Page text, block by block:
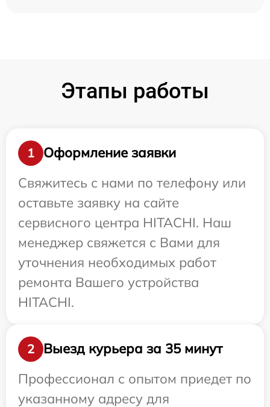
Этапы работы
1
Оформление заявки
Свяжитесь с нами по телефону или
оставьте заявку на сайте
сервисного центра HITACHI. Наш
менеджер свяжется с Вами для
уточнения необходимых работ
ремонта Вашего устройства
HITACHI.
2
Выезд курьера за 35 минут
Профессионал с опытом приедет по
указанному адресу для